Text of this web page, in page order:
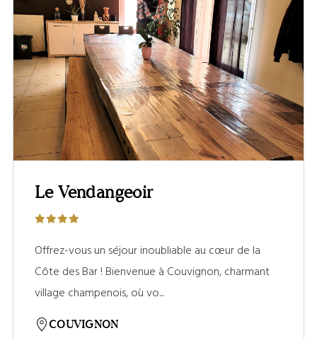
Le Vendangeoir
Offrez-vous un séjour inoubliable au cœur de la
Côte des Bar ! Bienvenue à Couvignon, charmant
village champenois, où vo...
COUVIGNON